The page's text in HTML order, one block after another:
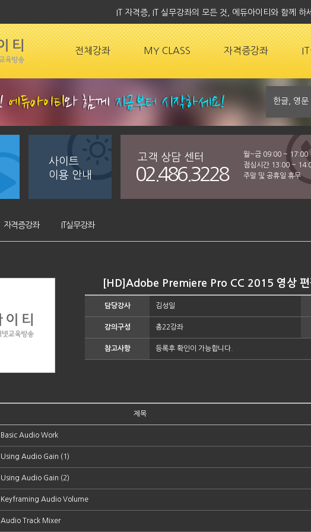
IT 자격증, IT 실무강좌의 모든 것, 에듀아이티와 함께 하
전체강좌 MY CLASS 자격증강좌 IT
사이트
이용 안내
고객 상담 센터
02.486.3228
월~금 09:00 ~ 17:00
점심시간 13:00 ~
주말 및 공휴일 휴무
자격증강좌 IT실무강좌
[HD]Adobe Premiere Pro CC 2015 영상
담당강사 김성일
강의구성 총22강좌
참고사항 등록후 확인이 가능합니다.
제목
Basic Audio Work
Using Audio Gain (1)
Using Audio Gain (2)
Keyframing Audio Volume
Audio Track Mixer